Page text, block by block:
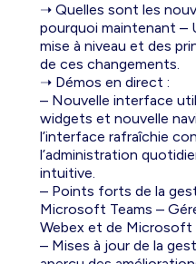
➝ Quelles sont les
pourquoi maintenant –
mise à niveau et des
de ces changements.
➝ Démos en direct :
– Nouvelle interface
widgets et nouvelle
l’interface rafraîchie
l’administration
intuitive.
– Points forts de la
Microsoft Teams –
Webex et de Microsoft
– Mises à jour de la